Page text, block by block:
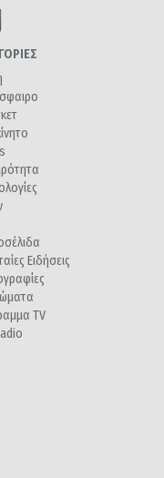
Ειδήσεις
TV